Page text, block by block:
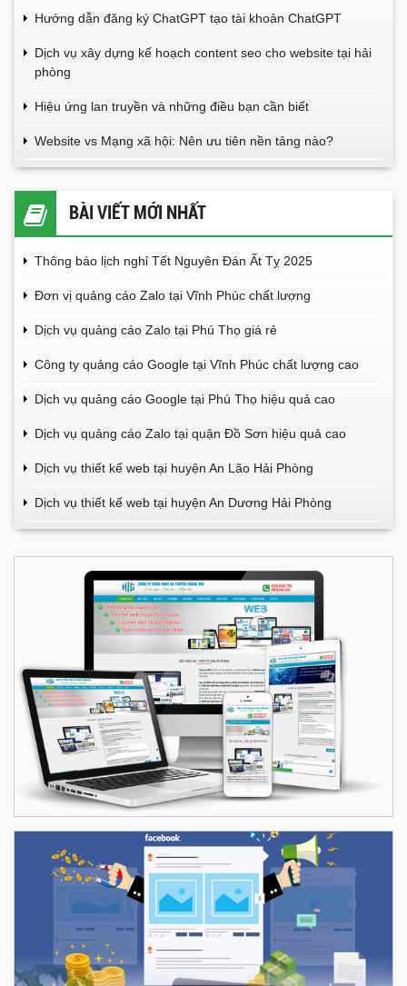
Hướng dẫn đăng ký ChatGPT tạo tài khoản ChatGPT
Dịch vụ xây dựng kế hoạch content seo cho website tại hải
phòng
Hiệu ứng lan truyền và những điều bạn cần biết
Website vs Mạng xã hội: Nên ưu tiên nền tảng nào?
BÀI VIẾT MỚI NHẤT
Thông báo lịch nghỉ Tết Nguyên Đán Ất Tỵ 2025
Đơn vị quảng cáo Zalo tại Vĩnh Phúc chất lượng
Dịch vụ quảng cáo Zalo tại Phú Thọ giá rẻ
Công ty quảng cáo Google tại Vĩnh Phúc chất lượng cao
Dịch vụ quảng cáo Google tại Phú Thọ hiệu quả cao
Dịch vụ quảng cáo Zalo tại quận Đồ Sơn hiệu quả cao
Dịch vụ thiết kế web tại huyện An Lão Hải Phòng
Dịch vụ thiết kế web tại huyện An Dương Hải Phòng